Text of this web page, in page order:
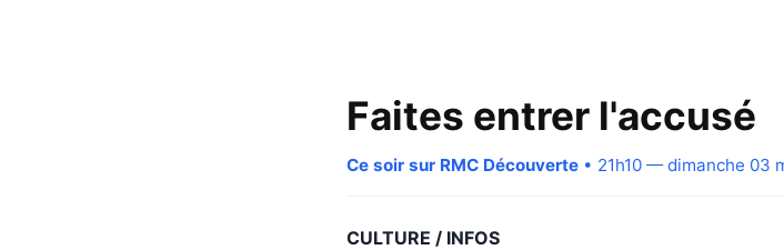
Faites entrer l'accusé
Ce soir sur RMC Découverte • 21h10 — dimanche 03
CULTURE / INFOS